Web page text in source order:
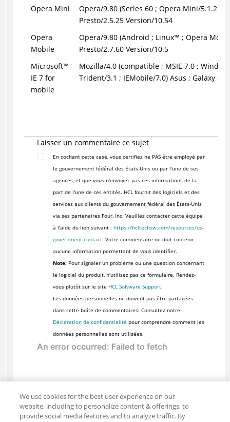
Opera Mini
Opera/9.80 (Series 60 ; Opera Mini/
Presto/2.5.25 Version/10.54
Opera
Mobile
Opera/9.80 (Android ; Linux™ ; Opera Mobi/
Presto/2.7.60 Version/10.5
Microsoft™
IE 7 for
mobile
Mozilla/4.0 (compatible ; MSIE 7.0 ;
Trident/3.1 ; IEMobile/7.0) Asus ; Galaxy 6
Laisser un commentaire ce sujet
En cochant cette case, vous certifiez ne PAS être employé par
le gouvernement fédéral des États-Unis ou par l'une de ses
agences, et que vous n'envoyez pas ces informations de la
part de l'une de ces entités. HCL fournit des logiciels et des
services aux clients du gouvernement fédéral des États-Unis
via ses partenaires Four, Inc. Veuillez contacter cette équipe
à l'aide du lien suivant : https://hcltechsw.com/resources/us-
government-contact. Votre commentaire ne doit contenir
aucune information permettant de vous identifier.
Note:Pour signaler un problème ou une question concernant
le logiciel du produit, n'utilisez pas ce formulaire. Rendez-
vous plutôt sur le site HCL Software Support.
Les données personnelles ne doivent pas être partagées
dans cette boîte de commentaires. Consultez notre
Déclaration de confidentialité pour comprendre comment les
données personnelles sont utilisées.
We use cookies for the best user experience on our
website, including to personalize content & offerings, to
provide social media features and to analyze traffic. By